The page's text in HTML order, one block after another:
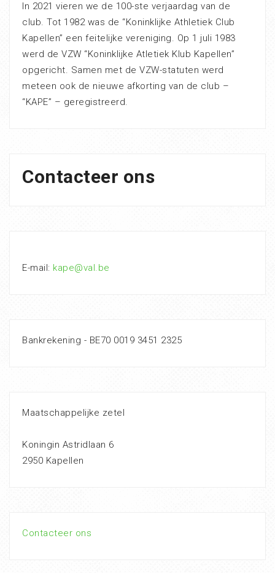
In 2021 vieren we de 100-ste verjaardag van de
club. Tot 1982 was de “Koninklijke Athletiek Club
Kapellen” een feitelijke vereniging. Op 1 juli 1983
werd de VZW “Koninklijke Atletiek Klub Kapellen”
opgericht. Samen met de VZW-statuten werd
meteen ook de nieuwe afkorting van de club –
“KAPE” – geregistreerd.
Contacteer ons
E-mail: kape@val.be
Bankrekening - BE70 0019 3451 2325
Maatschappelijke zetel
Koningin Astridlaan 6
2950 Kapellen
Contacteer ons